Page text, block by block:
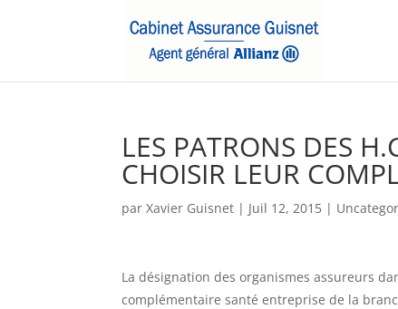
LES PATRONS DES
CHOISIR LEUR
parXavier Guisnet | Juil 12, 2015 |
La désignation des organismes assureurs
complémentaire santé entreprise de la